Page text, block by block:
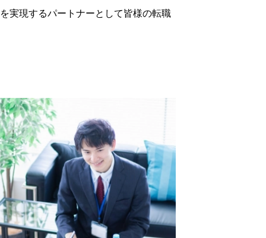
実現するパートナーとして皆様の転職